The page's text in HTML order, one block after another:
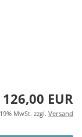
126,00 EUR
MwSt. zzgl. Versand